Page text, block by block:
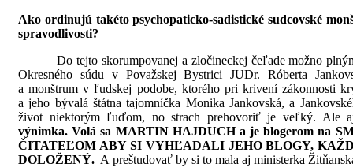
Ako ordinujú takéto psychopaticko-sadistické sudcovské
spravodlivosti?
Do tejto skorumpovanej a zločineckej čeľade možno plným
Okresného súdu v Považskej Bystrici JUDr. Róberta
a monštrum v ľudskej podobe, ktorého pri krivení zákonnosti
a jeho bývalá štátna tajomníčka Monika Jankovská, a
život niektorým ľuďom, no strach prehovoriť je veľký. Ale
výnimka. Volá sa MARTIN HAJDUCH a je blogerom na
ČITATEĽOM ABY SI VYHĽADALI JEHO BLOGY,
DOLOŽENÝ. A preštudovať by si to mala aj ministerka